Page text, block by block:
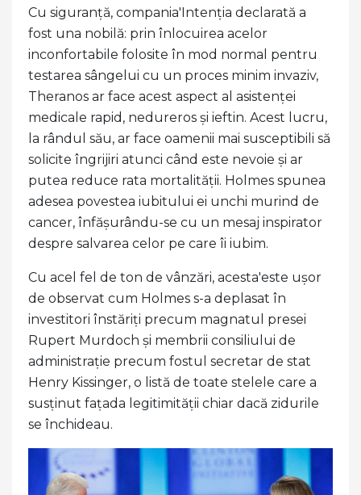
Cu siguranță, compania'Intenția declarată a
fost una nobilă: prin înlocuirea acelor
inconfortabile folosite în mod normal pentru
testarea sângelui cu un proces minim invaziv,
Theranos ar face acest aspect al asistenței
medicale rapid, nedureros și ieftin. Acest lucru,
la rândul său, ar face oamenii mai susceptibili să
solicite îngrijiri atunci când este nevoie și ar
putea reduce rata mortalității. Holmes spunea
adesea povestea iubitului ei unchi murind de
cancer, înfășurându-se cu un mesaj inspirator
despre salvarea celor pe care îi iubim.
Cu acel fel de ton de vânzări, acesta'este ușor
de observat cum Holmes s-a deplasat în
investitori înstăriți precum magnatul presei
Rupert Murdoch și membrii consiliului de
administrație precum fostul secretar de stat
Henry Kissinger, o listă de toate stelele care a
susținut fațada legitimității chiar dacă zidurile
se închideau.